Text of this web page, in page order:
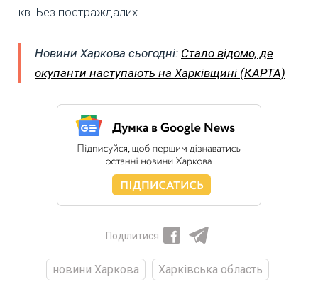
кв. Без постраждалих.
Новини Харкова сьогодні: Стало відомо, де
окупанти наступають на Харківщині (КАРТА)
Поділитися
новини Харкова
Харківська область